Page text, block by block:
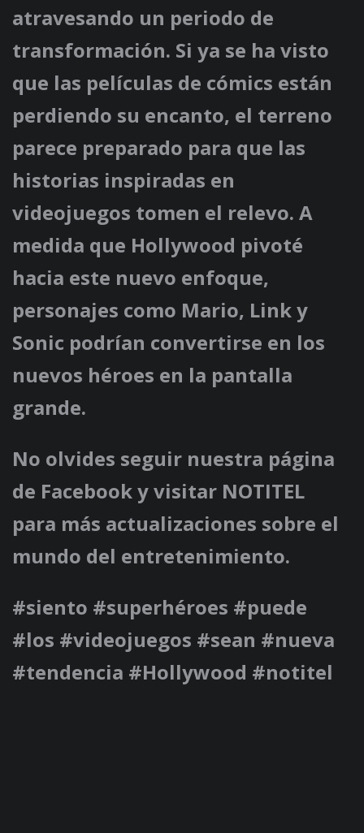
atravesando un periodo de
transformación. Si ya se ha visto
que las películas de cómics están
perdiendo su encanto, el terreno
parece preparado para que las
historias inspiradas en
videojuegos tomen el relevo. A
medida que Hollywood pivoté
hacia este nuevo enfoque,
personajes como Mario, Link y
Sonic podrían convertirse en los
nuevos héroes en la pantalla
grande.
No olvides seguir nuestra página
de Facebook y visitar NOTITEL
para más actualizaciones sobre el
mundo del entretenimiento.
#siento #superhéroes #puede
#los #videojuegos #sean #nueva
#tendencia #Hollywood #notitel